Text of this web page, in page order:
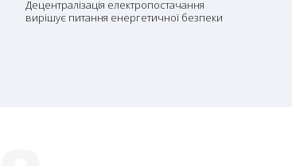
Децентралізація електропостачання
вирішує питання енергетичної безпеки